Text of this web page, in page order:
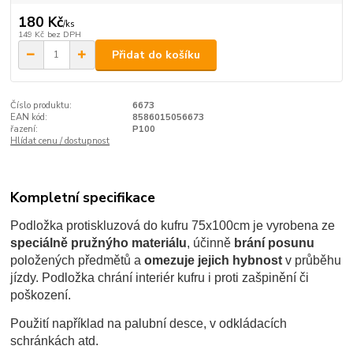
180 Kč/ks
149 Kč bez DPH
Přidat do košíku
Číslo produktu:
6673
EAN kód:
8586015056673
řazení:
P100
Hlídat cenu / dostupnost
Kompletní specifikace
Podložka protiskluzová do kufru 75x100cm je vyrobena ze
speciálně pružnýho materiálu, účinně brání posunu
položených předmětů aomezuje jejich hybnost v průběhu
jízdy. Podložka chrání interiér kufru i proti zašpinění či
poškození.
Použití například na palubní desce, v odkládacích
schránkách atd.